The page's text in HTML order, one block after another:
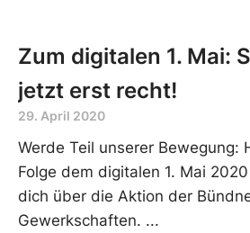
Zum digitalen 1. Mai:
jetzt erst recht!
29. April 2020
Werde Teil unserer Bewegung:
Folge dem digitalen 1. Mai
dich über die Aktion der
Gewerkschaften.